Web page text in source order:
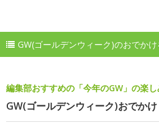
GW(ゴールデンウィーク)のおでか
編集部おすすめの「今年のGW」の楽
GW(ゴールデンウィーク)おでか